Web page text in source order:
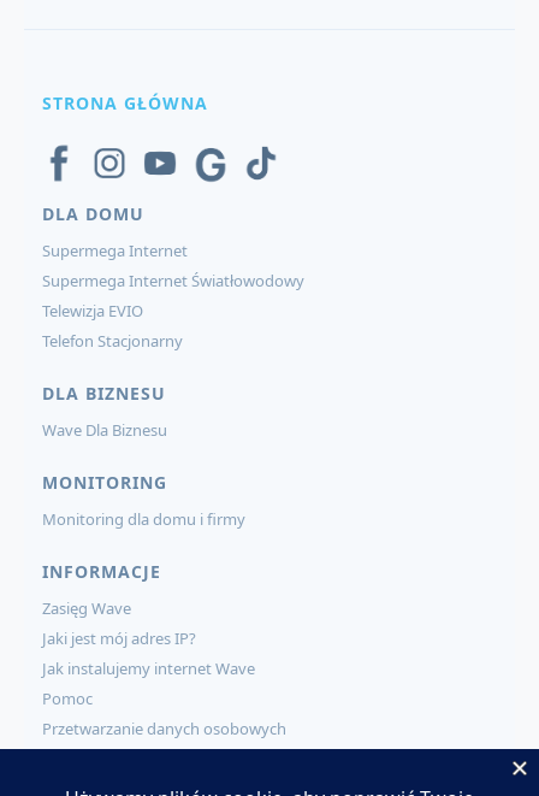
STRONA GŁÓWNA
DLA DOMU
Supermega Internet
Supermega Internet Światłowodowy
Telewizja EVIO
Telefon Stacjonarny
DLA BIZNESU
Wave Dla Biznesu
MONITORING
Monitoring dla domu i firmy
INFORMACJE
Zasięg Wave
Jaki jest mój adres IP?
Jak instalujemy internet Wave
Pomoc
Przetwarzanie danych osobowych